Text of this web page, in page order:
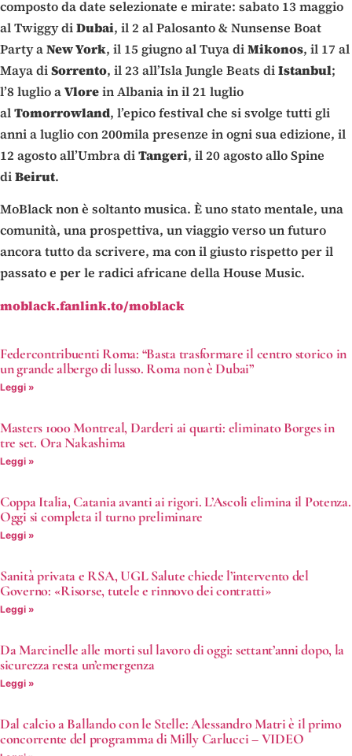
composto da date selezionate e mirate: sabato 13 maggio
al Twiggy diDubai, il 2 al Palosanto & Nunsense Boat
Party aNew York, il 15 giugno al Tuya diMikonos, il 17 al
Maya diSorrento, il 23 all’Isla Jungle Beats diIstanbul;
l’8 luglio aVlorein Albania in il 21 luglio
alTomorrowland, l’epico festival che si svolge tutti gli
anni a luglio con 200mila presenze in ogni sua edizione, il
12 agosto all’Umbra diTangeri, il 20 agosto allo Spine
diBeirut.
MoBlack non è soltanto musica. È uno stato mentale, una
comunità, una prospettiva, un viaggio verso un futuro
ancora tutto da scrivere, ma con il giusto rispetto per il
passato e per le radici africane della House Music.
moblack.fanlink.to/moblack
Federcontribuenti Roma: “Basta trasformare il centro storico in
un grande albergo di lusso. Roma non è Dubai”
Leggi »
Masters 1000 Montreal, Darderi ai quarti: eliminato Borges in
tre set. Ora Nakashima
Leggi »
Coppa Italia, Catania avanti ai rigori. L’Ascoli elimina il Potenza.
Oggi si completa il turno preliminare
Leggi »
Sanità privata e RSA, UGL Salute chiede l’intervento del
Governo: «Risorse, tutele e rinnovo dei contratti»
Leggi »
Da Marcinelle alle morti sul lavoro di oggi: settant’anni dopo, la
sicurezza resta un’emergenza
Leggi »
Dal calcio a Ballando con le Stelle: Alessandro Matri è il primo
concorrente del programma di Milly Carlucci – VIDEO